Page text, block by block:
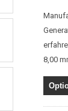
8,00